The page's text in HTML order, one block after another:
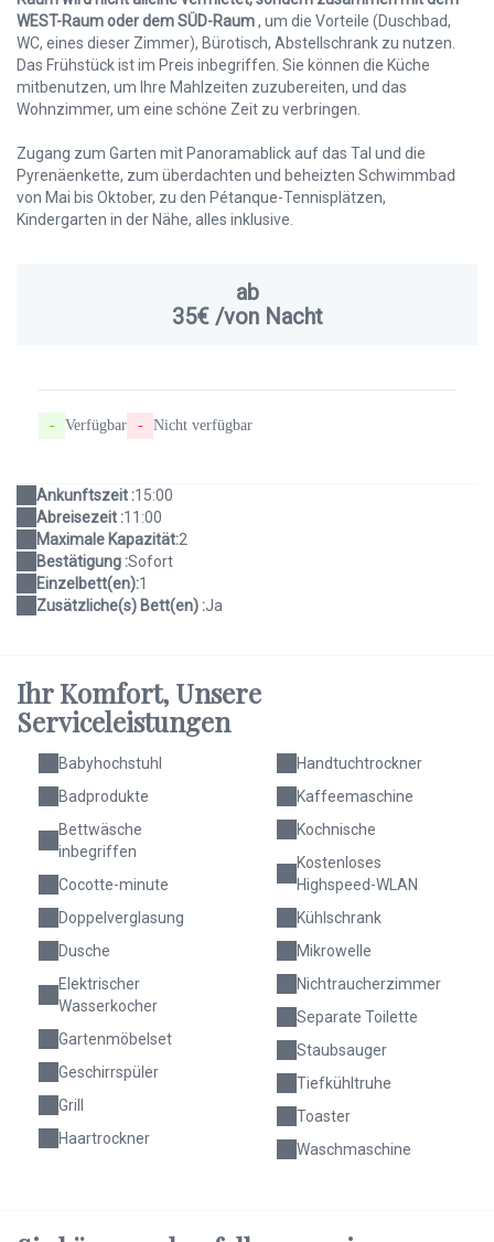
WEST-Raum oder dem SÜD-Raum, um die Vorteile (Duschbad,
WC, eines dieser Zimmer), Bürotisch, Abstellschrank zu nutzen.
Das Frühstück ist im Preis inbegriffen. Sie können die Küche
mitbenutzen, um Ihre Mahlzeiten zuzubereiten, und das
Wohnzimmer, um eine schöne Zeit zu verbringen.
Zugang zum Garten mit Panoramablick auf das Tal und die
Pyrenäenkette, zum überdachten und beheizten Schwimmbad
von Mai bis Oktober, zu den Pétanque-Tennisplätzen,
Kindergarten in der Nähe, alles inklusive.
ab
35€/von Nacht
- Verfügbar - Nicht verfügbar
Ankunftszeit :15:00
Abreisezeit :11:00
Maximale Kapazität:2
Bestätigung :Sofort
Einzelbett(en):1
Zusätzliche(s) Bett(en) :Ja
Ihr Komfort, Unsere
Serviceleistungen
Babyhochstuhl
Badprodukte
Bettwäsche
inbegriffen
Cocotte-minute
Doppelverglasung
Dusche
Elektrischer
Wasserkocher
Gartenmöbelset
Geschirrspüler
Grill
Haartrockner
Handtuchtrockner
Kaffeemaschine
Kochnische
Kostenloses
Highspeed-WLAN
Kühlschrank
Mikrowelle
Nichtraucherzimmer
Separate Toilette
Staubsauger
Tiefkühltruhe
Toaster
Waschmaschine